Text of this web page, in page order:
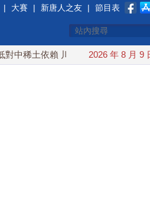
| 大賽 | 新唐人之友 | 節目表
依賴 川普宣布礦業投資20億美元
2026 年 8 月 9